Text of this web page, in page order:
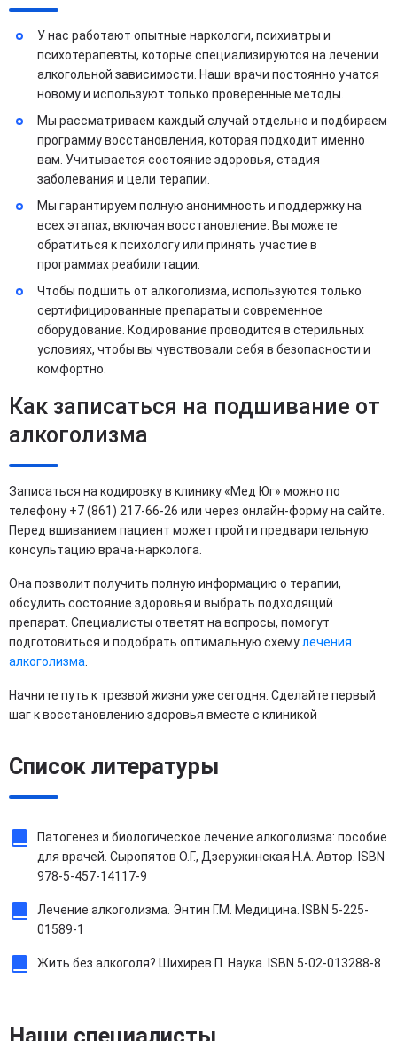
У нас работают опытные наркологи, психиатры и
психотерапевты, которые специализируются на лечении
алкогольной зависимости. Наши врачи постоянно учатся
новому и используют только проверенные методы.
Мы рассматриваем каждый случай отдельно и подбираем
программу восстановления, которая подходит именно
вам. Учитывается состояние здоровья, стадия
заболевания и цели терапии.
Мы гарантируем полную анонимность и поддержку на
всех этапах, включая восстановление. Вы можете
обратиться к психологу или принять участие в
программах реабилитации.
Чтобы подшить от алкоголизма, используются только
сертифицированные препараты и современное
оборудование. Кодирование проводится в стерильных
условиях, чтобы вы чувствовали себя в безопасности и
комфортно.
Как записаться на подшивание от
алкоголизма
Записаться на кодировку в клинику «Мед Юг» можно по
телефону +7 (861) 217-66-26 или через онлайн-форму на сайте.
Перед вшиванием пациент может пройти предварительную
консультацию врача-нарколога.
Она позволит получить полную информацию о терапии,
обсудить состояние здоровья и выбрать подходящий
препарат. Специалисты ответят на вопросы, помогут
подготовиться и подобрать оптимальную схемулечения
алкоголизма
Начните путь к трезвой жизни уже сегодня. Сделайте первый
шаг к восстановлению здоровья вместе с клиникой
Список литературы
Патогенез и биологическое лечение алкоголизма: пособие
для врачей. Сыропятов О.Г., Дзеружинская Н.А. Автор. ISBN
978-5-457-14117-9
Лечение алкоголизма. Энтин Г.М. Медицина. ISBN 5-225-
01589-1
Жить без алкоголя? Шихирев П. Наука. ISBN 5-02-013288-8